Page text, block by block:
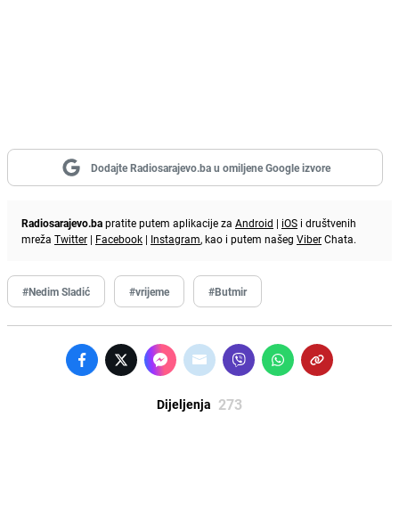
Dodajte Radiosarajevo.ba u omiljene Google izvore
Radiosarajevo.bapratite putem aplikacije za Android | iOS i društvenih
mreža Twitter | Facebook | Instagram, kao i putem našeg ViberChata.
#Nedim Sladić #vrijeme #Butmir
Dijeljenja 273